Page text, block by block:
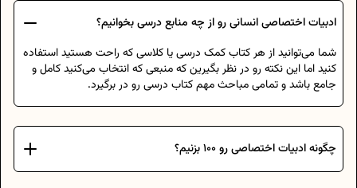
ادبیات اختصاصی انسانی رو از چه منابع درسی بخوانیم؟
شما می‌توانید از هر کتاب کمک درسی یا کلاسی که راحت هستید استفاده
کنید اما این نکته رو در نظر بگیرین که منبعی که انتخاب می‌‌‌‌کنید کامل و
جامع باشد و تمامی مباحث مهم کتاب درسی رو در برگیرد.
چگونه ادبیات اختصاصی رو 100 بزنیم؟